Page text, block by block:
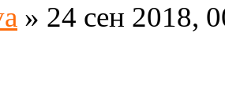
» 24 сен 2018,